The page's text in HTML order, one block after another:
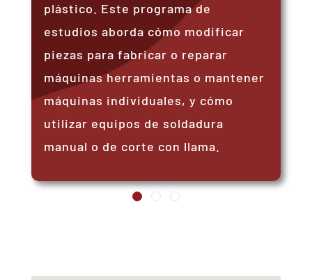
plástico. Este programa de
estudios aborda cómo modificar
piezas para fabricar o reparar
máquinas herramientas o mantener
máquinas individuales, y cómo
utilizar equipos de soldadura
manual o de corte con llama.